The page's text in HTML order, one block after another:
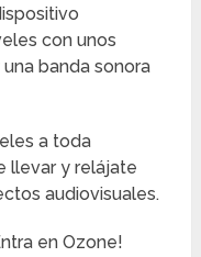
con unos
banda sonora
a toda
llevar y relájate
audiovisuales.
en Ozone!